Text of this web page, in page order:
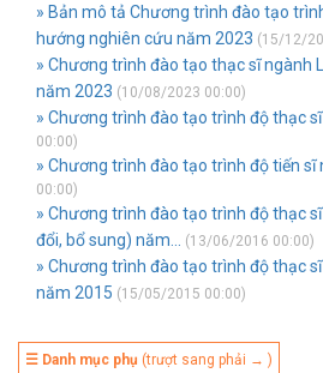
» Bản mô tả Chương trình đào tạo
hướng nghiên cứu năm 2023 (15/12/
» Chương trình đào tạo thạc sĩ ngành
năm 2023 (10/08/2023 00:00)
» Chương trình đào tạo trình độ thạc
00:00)
» Chương trình đào tạo trình độ tiến sĩ
00:00)
» Chương trình đào tạo trình độ thạc
đổi, bổ sung) năm...
(13/06/2016 00:00)
» Chương trình đào tạo trình độ thạc
năm 2015 (15/05/2015 00:00)
☰ Danh mục phụ (trượt sang phải → )